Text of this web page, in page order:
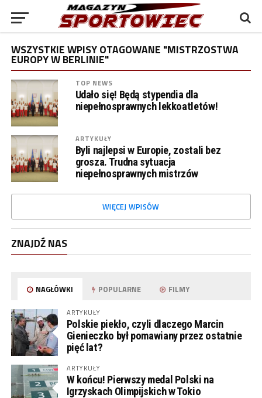
WSZYSTKIE WPISY OTAGOWANE "MISTRZOSTWA
EUROPY W BERLINIE"
TOP NEWS
Udało się! Będą stypendia dla
niepełnosprawnych lekkoatletów!
ARTYKUŁY
Byli najlepsi w Europie, zostali bez
grosza. Trudna sytuacja
niepełnosprawnych mistrzów
WIĘCEJ WPISÓW
ZNAJDŹ NAS
NAGŁÓWKI POPULARNE FILMY
ARTYKUŁY
Polskie piekło, czyli dlaczego Marcin
Gienieczko był pomawiany przez ostatnie
pięć lat?
ARTYKUŁY
W końcu! Pierwszy medal Polski na
Igrzyskach Olimpijskich w Tokio